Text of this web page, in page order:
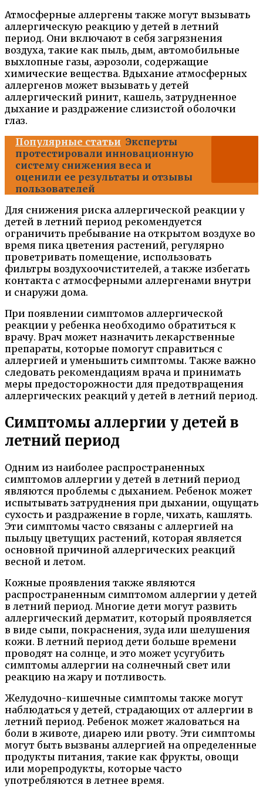
Атмосферные аллергены также могут вызывать
аллергическую реакцию у детей в летний
период. Они включают в себя загрязнения
воздуха, такие как пыль, дым, автомобильные
выхлопные газы, аэрозоли, содержащие
химические вещества. Вдыхание атмосферных
аллергенов может вызывать у детей
аллергический ринит, кашель, затрудненное
дыхание и раздражение слизистой оболочки
глаз.
Популярные статьи Эксперты
протестировали инновационную
систему снижения веса и
оценили ее результаты и отзывы
пользователей
Для снижения риска аллергической реакции у
детей в летний период рекомендуется
ограничить пребывание на открытом воздухе во
время пика цветения растений, регулярно
проветривать помещение, использовать
фильтры воздухоочистителей, а также избегать
контакта с атмосферными аллергенами внутри
и снаружи дома.
При появлении симптомов аллергической
реакции у ребенка необходимо обратиться к
врачу. Врач может назначить лекарственные
препараты, которые помогут справиться с
аллергией и уменьшить симптомы. Также важно
следовать рекомендациям врача и принимать
меры предосторожности для предотвращения
аллергических реакций у детей в летний период.
Симптомы аллергии у детей в
летний период
Одним из наиболее распространенных
симптомов аллергии у детей в летний период
являются проблемы с дыханием. Ребенок может
испытывать затруднения при дыхании, ощущать
сухость и раздражение в горле, чихать, кашлять.
Эти симптомы часто связаны с аллергией на
пыльцу цветущих растений, которая является
основной причиной аллергических реакций
весной и летом.
Кожные проявления также являются
распространенным симптомом аллергии у детей
в летний период. Многие дети могут развить
аллергический дерматит, который проявляется
в виде сыпи, покраснения, зуда или шелушения
кожи. В летний период дети больше времени
проводят на солнце, и это может усугубить
симптомы аллергии на солнечный свет или
реакцию на жару и потливость.
Желудочно-кишечные симптомы также могут
наблюдаться у детей, страдающих от аллергии в
летний период. Ребенок может жаловаться на
боли в животе, диарею или рвоту. Эти симптомы
могут быть вызваны аллергией на определенные
продукты питания, такие как фрукты, овощи
или морепродукты, которые часто
употребляются в летнее время.